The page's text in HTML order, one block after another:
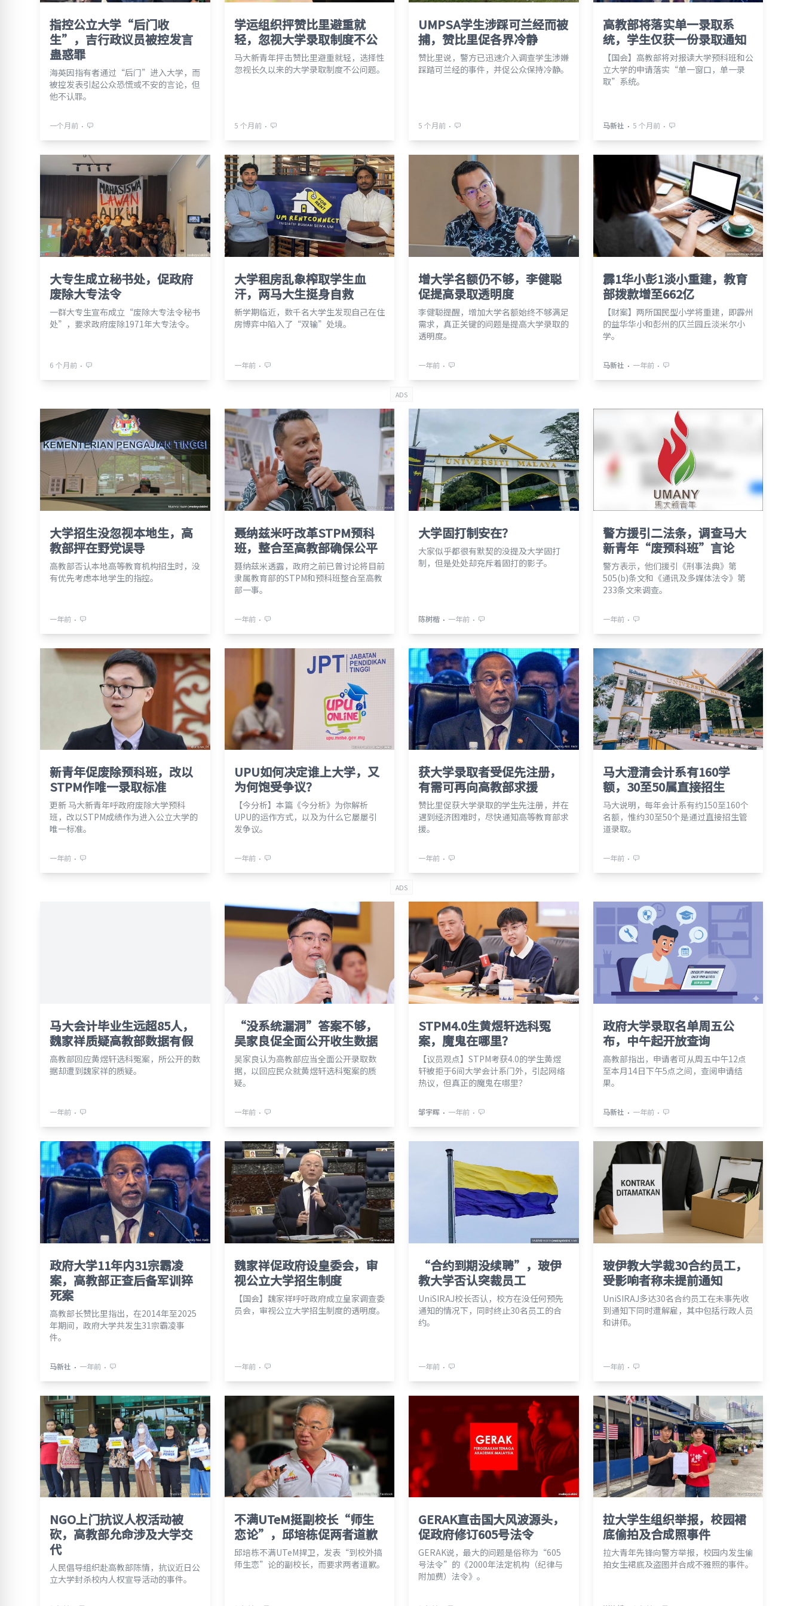
指控公立大学“后门收
生”，吉行政议员被控发言
蛊惑罪
海英因指有者通过“后门”进入大学，而
被控发表引起公众恐慌或不安的言论，但
他不认罪。
一个月前 ⋅
学运组织抨赞比里避重就
轻，忽视大学录取制度不公
马大新青年抨击赞比里避重就轻，选择性
忽视长久以来的大学录取制度不公问题。
5 个月前 ⋅
UMPSA学生涉踩可兰经而被
捕，赞比里促各界冷静
赞比里说，警方已迅速介入调查学生涉嫌
踩踏可兰经的事件，并促公众保持冷静。
5 个月前 ⋅
高教部将落实单一录取系
统，学生仅获一份录取通知
【国会】高教部将对报读大学预科班和公
立大学的申请落实“单一窗口，单一录
取”系统。
马新社 ⋅ 5 个月前 ⋅
大专生成立秘书处，促政府
废除大专法令
一群大专生宣布成立“废除大专法令秘书
处”，要求政府废除1971年大专法令。
6 个月前 ⋅
大学租房乱象榨取学生血
汗，两马大生挺身自救
新学期临近，数千名大学生发现自己在住
房博弈中陷入了“双输”处境。
一年前 ⋅
增大学名额仍不够，李健聪
促提高录取透明度
李健聪提醒，增加大学名额始终不够满足
需求，真正关键的问题是提高大学录取的
透明度。
一年前 ⋅
霹1华小彭1淡小重建，教育
部拨款增至662亿
【财案】两所国民型小学将重建，即霹州
的益华华小和彭州的仄兰园丘淡米尔小
学。
马新社 ⋅ 一年前 ⋅
ADS
大学招生没忽视本地生，高
教部抨在野党误导
高教部否认本地高等教育机构招生时，没
有优先考虑本地学生的指控。
一年前 ⋅
聂纳兹米吁改革STPM预科
班，整合至高教部确保公平
聂纳兹米透露，政府之前已曾讨论将目前
隶属教育部的STPM和预科班整合至高教
部一事。
一年前 ⋅
大学固打制安在？
大家似乎都很有默契的没提及大学固打
制，但是处处却充斥着固打的影子。
陈树楷 ⋅ 一年前 ⋅
警方援引二法条，调查马大
新青年“废预科班”言论
警方表示，他们援引《刑事法典》第
505(b)条文和《通讯及多媒体法令》第
233条文来调查。
一年前 ⋅
新青年促废除预科班，改以
STPM作唯一录取标准
更新 马大新青年呼政府废除大学预科
班，改以STPM成绩作为进入公立大学的
唯一标准。
一年前 ⋅
UPU如何决定谁上大学，又
为何饱受争议？
【今分析】本篇《今分析》为你解析
UPU的运作方式，以及为什么它屡屡引
发争议。
一年前 ⋅
获大学录取者受促先注册，
有需可再向高教部求援
赞比里促获大学录取的学生先注册，并在
遇到经济困难时，尽快通知高等教育部求
援。
一年前 ⋅
马大澄清会计系有160学
额，30至50属直接招生
马大说明，每年会计系有约150至160个
名额，惟约30至50个是通过直接招生管
道录取。
一年前 ⋅
ADS
马大会计毕业生远超85人，
魏家祥质疑高教部数据有假
高教部回应黄煜轩选科冤案，所公开的数
据却遭到魏家祥的质疑。
一年前 ⋅
“没系统漏洞”答案不够，
吴家良促全面公开收生数据
吴家良认为高教部应当全面公开录取数
据，以回应民众就黄煜轩选科冤案的质
疑。
一年前 ⋅
STPM4.0生黄煜轩选科冤
案，魔鬼在哪里？
【议员观点】STPM考获4.0的学生黄煜
轩被拒于6间大学会计系门外，引起网络
热议，但真正的魔鬼在哪里？
邹宇晖 ⋅ 一年前 ⋅
政府大学录取名单周五公
布，中午起开放查询
高教部指出，申请者可从周五中午12点
至本月14日下午5点之间，查阅申请结
果。
马新社 ⋅ 一年前 ⋅
政府大学11年内31宗霸凌
案，高教部正查后备军训猝
死案
高教部长赞比里指出，在2014年至2025
年期间，政府大学共发生31宗霸凌事
件。
马新社 ⋅ 一年前 ⋅
魏家祥促政府设皇委会，审
视公立大学招生制度
【国会】魏家祥呼吁政府成立皇家调查委
员会，审视公立大学招生制度的透明度。
一年前 ⋅
“合约到期没续聘”，玻伊
教大学否认突裁员工
UniSIRAJ校长否认，校方在没任何预先
通知的情况下，同时终止30名员工的合
约。
一年前 ⋅
玻伊教大学裁30合约员工，
受影响者称未提前通知
UniSIRAJ多达30名合约员工在未事先收
到通知下同时遭解雇，其中包括行政人员
和讲师。
一年前 ⋅
NGO上门抗议人权活动被
砍，高教部允命涉及大学交
代
人民倡导组织赴高教部陈情，抗议近日公
立大学封杀校内人权宣导活动的事件。
不满UTeM挺副校长“师生
恋论”，邱培栋促两者道歉
邱培栋不满UTeM捍卫，发表“到校外搞
师生恋”论的副校长，而要求两者道歉。
GERAK直击国大风波源头，
促政府修订605号法令
GERAK说，最大的问题是俗称为“605
号法令”的《2000年法定机构（纪律与
附加费）法令》。
拉大学生组织举报，校园裙
底偷拍及合成照事件
拉大青年先锋向警方举报，校园内发生偷
拍女生裙底及盗图并合成不雅照的事件。